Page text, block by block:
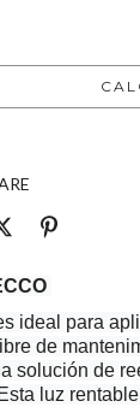
ideal para
de
solución de
luz